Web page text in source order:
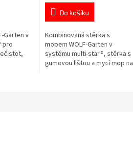
Garten v
pro
Do košíku
Kombinovaná stěrka s
mopem WOLF-Garten v
systému multi-star®, stěrka s
gumovou lištou a mycí mop na